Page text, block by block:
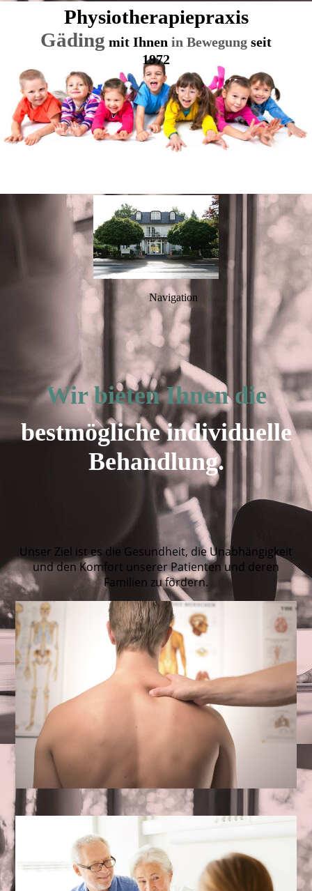
Physiotherapiepraxis
Gäding mit Ihnen in Bewegung seit
1972
Navigation
Wir bieten Ihnen die
bestmögliche individuelle
Behandlung.
Unser Ziel ist es die Gesundheit, die Unabhängigkeit
und den Komfort unserer Patienten und deren
Familien zu fördern.